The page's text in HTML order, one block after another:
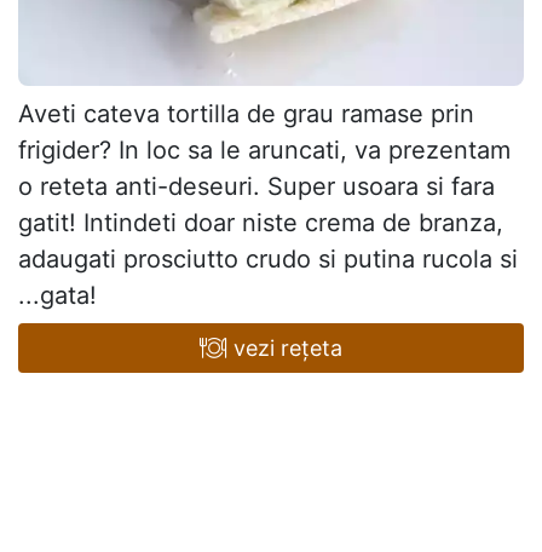
Aveti cateva tortilla de grau ramase prin
frigider? In loc sa le aruncati, va prezentam
o reteta anti-deseuri. Super usoara si fara
gatit! Intindeti doar niste crema de branza,
adaugati prosciutto crudo si putina rucola si
...gata!
vezi rețeta